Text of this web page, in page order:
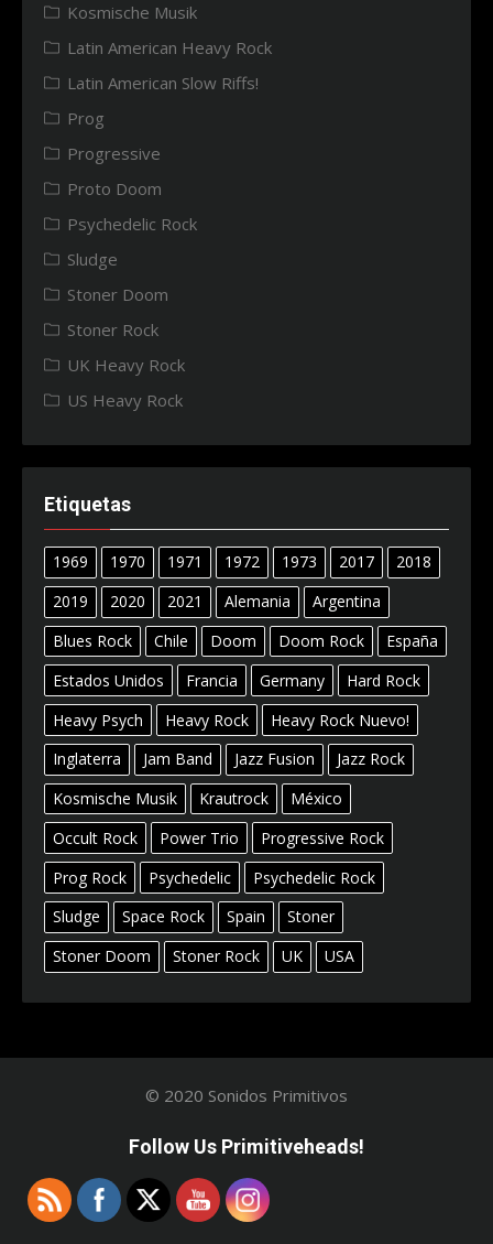
Kosmische Musik
Latin American Heavy Rock
Latin American Slow Riffs!
Prog
Progressive
Proto Doom
Psychedelic Rock
Sludge
Stoner Doom
Stoner Rock
UK Heavy Rock
US Heavy Rock
Etiquetas
1969 1970 1971 1972 1973 2017
2018
2019
2020 2021 Alemania
Argentina
Blues Rock
Chile Doom Doom Rock
España
Estados Unidos
Francia Germany
Hard Rock
Heavy Psych
Heavy Rock
Heavy Rock Nuevo!
Inglaterra
Jam Band Jazz Fusion
Jazz Rock
Kosmische Musik
Krautrock
México
Occult Rock
Power Trio
Progressive Rock
Prog Rock
Psychedelic
Psychedelic Rock
Sludge
Space Rock Spain
Stoner
Stoner Doom
Stoner Rock UK USA
© 2020 Sonidos Primitivos
Follow Us Primitiveheads!